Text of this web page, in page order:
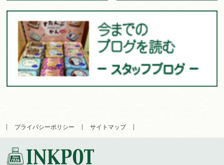
プライバシーポリシー サイトマップ